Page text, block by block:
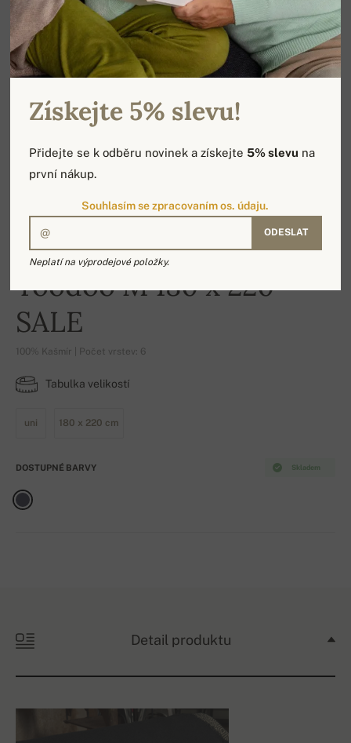
-16%
Toodoo M 180 x 220
SALE
100% Kašmír | Počet vrstev: 6
Tabulka velikostí
uni 180 x 220 cm
Skladem
DOSTUPNÉ BARVY
Detail produktu
Získejte 5% slevu!
Přidejte se k odběru novinek a získejte5% slevu na
první nákup.
Souhlasím se zpracovaním os. údaju.
ODESLAT
Neplatí na výprodejové položky.